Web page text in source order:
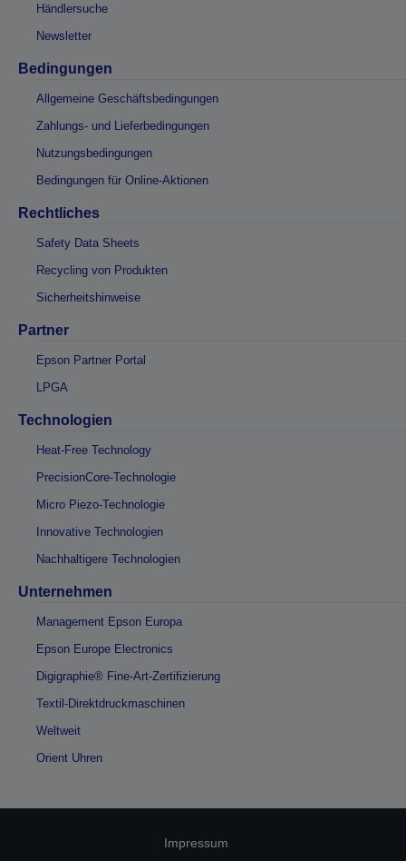
Händlersuche
Newsletter
Bedingungen
Allgemeine Geschäftsbedingungen
Zahlungs- und Lieferbedingungen
Nutzungsbedingungen
Bedingungen für Online-Aktionen
Rechtliches
Safety Data Sheets
Recycling von Produkten
Sicherheitshinweise
Partner
Epson Partner Portal
LPGA
Technologien
Heat-Free Technology
PrecisionCore-Technologie
Micro Piezo-Technologie
Innovative Technologien
Nachhaltigere Technologien
Unternehmen
Management Epson Europa
Epson Europe Electronics
Digigraphie® Fine-Art-Zertifizierung
Textil-Direktdruckmaschinen
Weltweit
Orient Uhren
Impressum